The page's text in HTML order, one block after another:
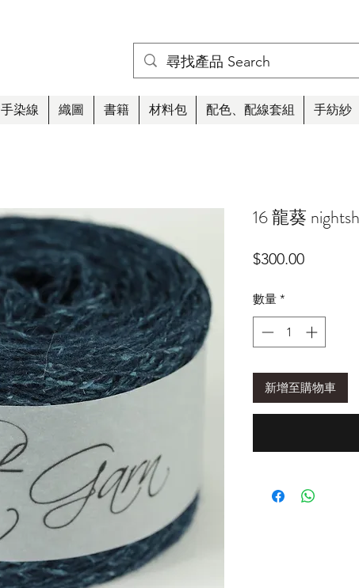
手染線 織圖 書籍 材料包 配色、配線套組 手紡紗
16 龍葵
$300.00價
數量 *
新增至購物車